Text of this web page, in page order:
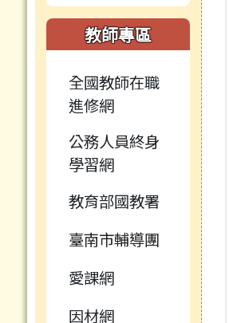
教師專區
全國教師在職
進修網
公務人員終身
學習網
教育部國教署
臺南市輔導團
愛課網
因材網